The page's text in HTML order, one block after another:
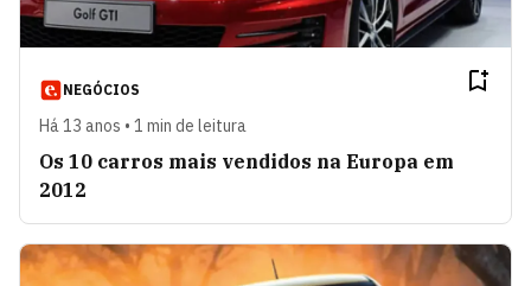
NEGÓCIOS
Há 13 anos • 1 min de leitura
Os 10 carros mais vendidos na Europa em
2012